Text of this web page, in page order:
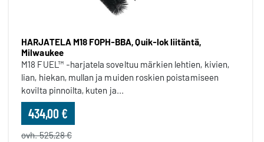
HARJATELA M18 FOPH-BBA, Quik-lok liitäntä,
Milwaukee
M18 FUEL™ -harjatela soveltuu märkien lehtien, kivien,
lian, hiekan, mullan ja muiden roskien poistamiseen
kovilta pinnoilta, kuten ja...
434,00 €
ovh. 525,28 €